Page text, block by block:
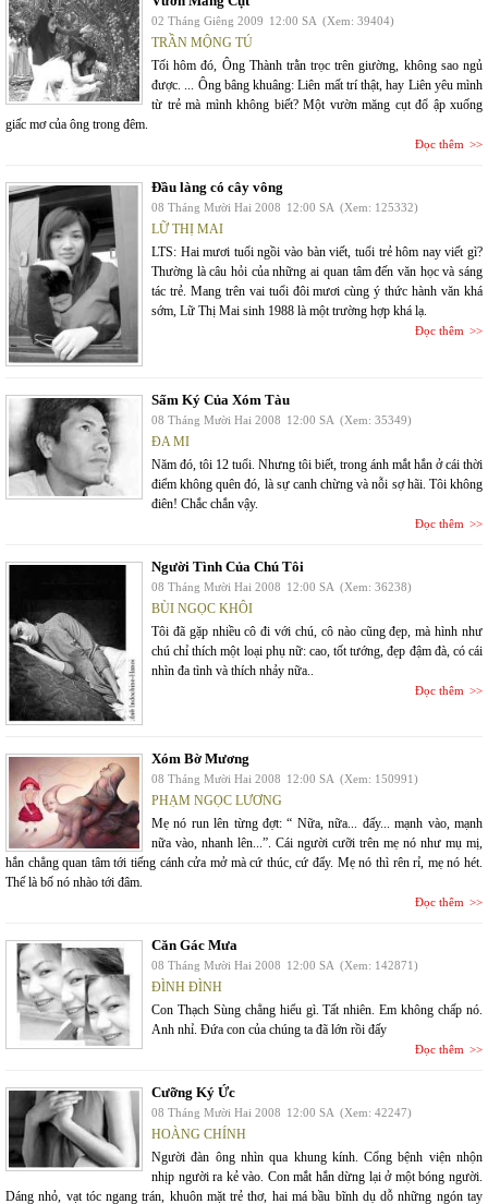
02 Tháng Giêng 2009 12:00 SA (Xem: 39404)
TRẦN MỘNG TÚ
Tối hôm đó, Ông Thành trằn trọc trên giường, không sao ngủ
được. ... Ông bâng khuâng: Liên mất trí thật, hay Liên yêu mình
từ trẻ mà mình không biết? Một vườn măng cụt đổ ập xuống
giấc mơ của ông trong đêm.
Đọc thêm
Đầu làng có cây vông
08 Tháng Mười Hai 2008 12:00 SA (Xem: 125332)
LỮ THỊ MAI
LTS: Hai mươi tuổi ngồi vào bàn viết, tuổi trẻ hôm nay viết gì?
Thường là câu hỏi của những ai quan tâm đến văn học và sáng
tác trẻ. Mang trên vai tuổi đôi mươi cùng ý thức hành văn khá
sớm, Lữ Thị Mai sinh 1988 là một trường hợp khá lạ.
Đọc thêm
Sấm Ký Của Xóm Tàu
08 Tháng Mười Hai 2008 12:00 SA (Xem: 35349)
ĐA MI
Năm đó, tôi 12 tuổi. Nhưng tôi biết, trong ánh mắt hắn ở cái thời
điểm không quên đó, là sự canh chừng và nỗi sợ hãi. Tôi không
điên! Chắc chắn vậy.
Đọc thêm
Người Tình Của Chú Tôi
08 Tháng Mười Hai 2008 12:00 SA (Xem: 36238)
BÙI NGỌC KHÔI
Tôi đã gặp nhiều cô đi với chú, cô nào cũng đẹp, mà hình như
chú chỉ thích một loại phụ nữ: cao, tốt tướng, đẹp đậm đà, có cái
nhìn đa tình và thích nhảy nữa..
Đọc thêm
Xóm Bờ Mương
08 Tháng Mười Hai 2008 12:00 SA (Xem: 150991)
PHẠM NGỌC LƯƠNG
Mẹ nó run lên từng đợt: “ Nữa, nữa... đấy... mạnh vào, mạnh
nữa vào, nhanh lên...”. Cái người cưỡi trên mẹ nó như mụ mị,
hắn chẳng quan tâm tới tiếng cánh cửa mở mà cứ thúc, cứ đẩy. Mẹ nó thì rên rỉ, mẹ nó hét.
Thế là bố nó nhào tới đâm.
Đọc thêm
Căn Gác Mưa
08 Tháng Mười Hai 2008 12:00 SA (Xem: 142871)
ĐÌNH ĐÌNH
Con Thạch Sùng chẳng hiểu gì. Tất nhiên. Em không chấp nó.
Anh nhỉ. Đứa con của chúng ta đã lớn rồi đấy
Đọc thêm
Cưỡng Ký Ức
08 Tháng Mười Hai 2008 12:00 SA (Xem: 42247)
HOÀNG CHÍNH
Người đàn ông nhìn qua khung kính. Cổng bệnh viện nhộn
nhịp người ra kẻ vào. Con mắt hắn dừng lại ở một bóng người.
Dáng nhỏ, vạt tóc ngang trán, khuôn mặt trẻ thơ, hai má bầu bĩnh dụ dỗ những ngón tay